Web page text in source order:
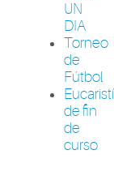
UN
DIA
Torneo
de
Fútbol
de fin
de
curso